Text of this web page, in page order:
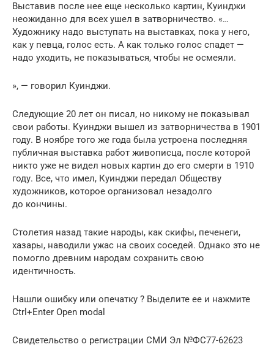
Выставив после нее еще несколько картин, Куинджи
неожиданно для всех ушел в затворничество. «…
Художнику надо выступать на выставках, пока у него,
как у певца, голос есть. А как только голос спадет —
надо уходить, не показываться, чтобы не осмеяли.
», — говорил Куинджи.
Следующие 20 лет он писал, но никому не показывал
свои работы. Куинджи вышел из затворничества в 1901
году. В ноябре того же года была устроена последняя
публичная выставка работ живописца, после которой
никто уже не видел новых картин до его смерти в 1910
году. Все, что имел, Куинджи передал Обществу
художников, которое организовал незадолго
до кончины.
Столетия назад такие народы, как скифы, печенеги,
хазары, наводили ужас на своих соседей. Однако это не
помогло древним народам сохранить свою
идентичность.
Нашли ошибку или опечатку ? Выделите ее и нажмите
Ctrl+Enter Open modal
Свидетельство о регистрации СМИ Эл №ФС77-62623